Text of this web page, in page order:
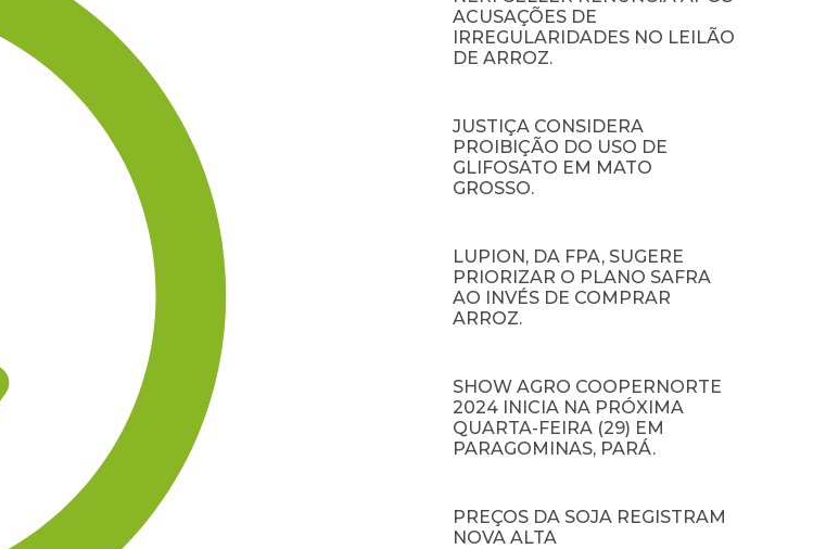
ACUSAÇÕES DE
IRREGULARIDADES NO LEILÃO
DE ARROZ.
JUSTIÇA CONSIDERA
PROIBIÇÃO DO USO DE
GLIFOSATO EM MATO
GROSSO.
LUPION, DA FPA, SUGERE
PRIORIZAR O PLANO SAFRA
AO INVÉS DE COMPRAR
ARROZ.
SHOW AGRO COOPERNORTE
2024 INICIA NA PRÓXIMA
QUARTA-FEIRA (29) EM
PARAGOMINAS, PARÁ.
PREÇOS DA SOJA REGISTRAM
NOVA ALTA